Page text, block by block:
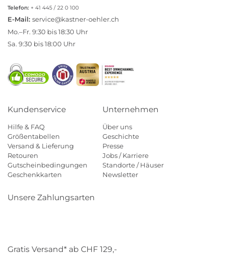
Telefon: + 41 445 / 22 0 100
E-Mail: service@kastner-oehler.ch
Mo.–Fr. 9:30 bis 18:30 Uhr
Sa. 9:30 bis 18:00 Uhr
Kundenservice
Hilfe & FAQ
Größentabellen
Versand & Lieferung
Retouren
Gutscheinbedingungen
Geschenkkarten
Unternehmen
Über uns
Geschichte
Presse
Jobs / Karriere
Standorte / Häuser
Newsletter
Unsere Zahlungsarten
Gratis Versand* ab CHF 129,-